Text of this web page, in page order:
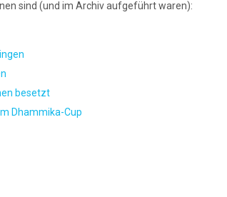
sind (und im Archiv aufgeführt waren):
besetzt
Dhammika-Cup